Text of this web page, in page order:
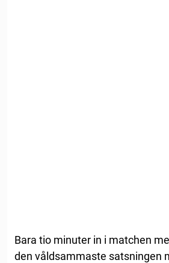
Bara tio minuter in i matchen
den våldsammaste satsningen